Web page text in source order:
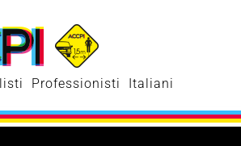
Professionisti Italiani